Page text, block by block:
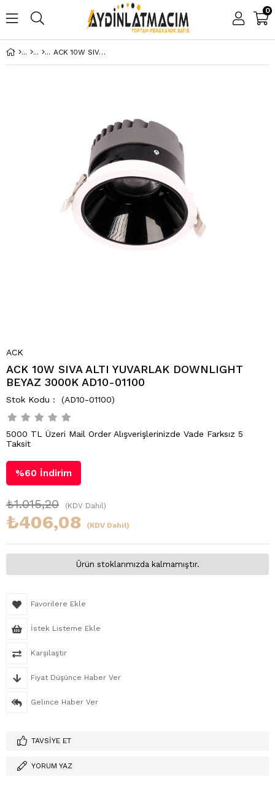
0
ACK 10W SIVA ALTI YUVARLAK DOWNLIGHT BEYAZ 3000K AD10-01100
ACK
ACK 10W SIVA ALTI YUVARLAK DOWNLIGHT
BEYAZ 3000K AD10-01100
(AD10-01100)
5000 TL Üzeri Mail Order Alışverişlerinizde Vade Farksız 5
Taksit
%60 İndirim
₺1.015,20 (KDV Dahil)
₺406,08 (KDV Dahil)
Ürün stoklarımızda kalmamıştır.
Favorilere Ekle
İstek Listeme Ekle
Karşılaştır
Fiyat Düşünce Haber Ver
Gelince Haber Ver
TAVSIYE ET
YORUM YAZ